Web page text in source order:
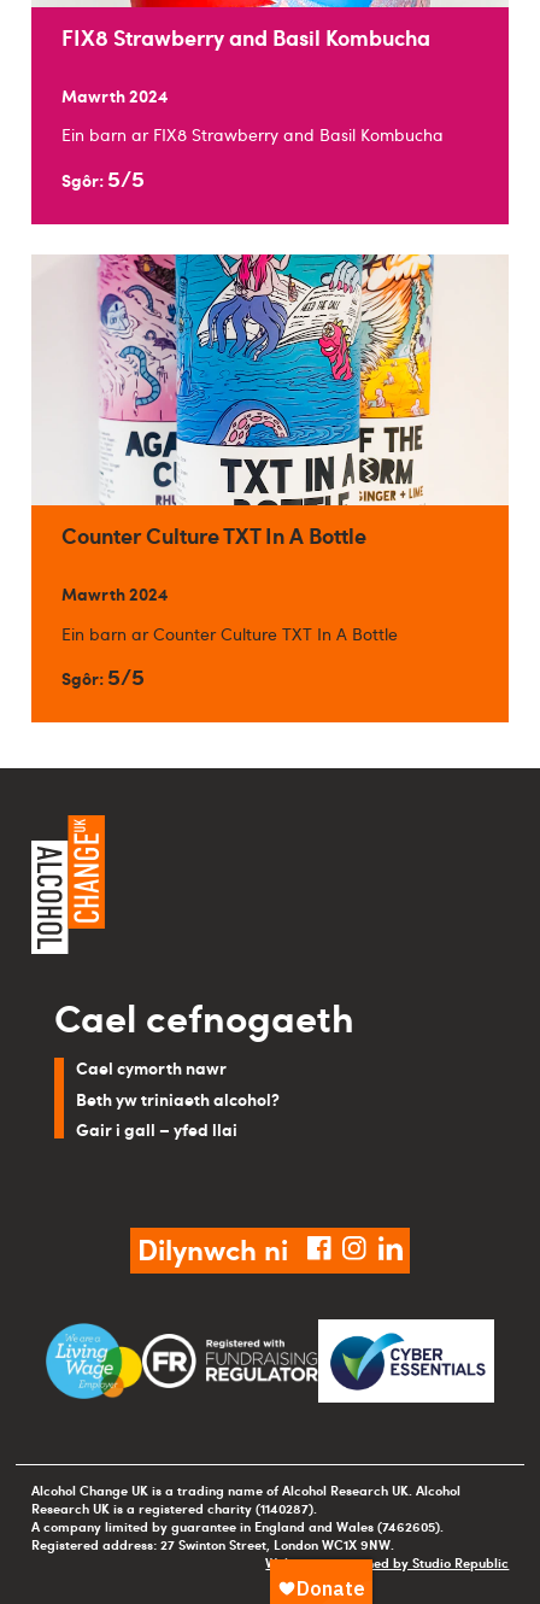
FIX8 Strawberry and Basil Kombucha
Mawrth 2024
Ein barn ar FIX8 Strawberry and Basil Kombucha
Sgôr: 5/5
Counter Culture TXT In A Bottle
Mawrth 2024
Ein barn ar Counter Culture TXT In A Bottle
Sgôr: 5/5
Cael cefnogaeth
Cael cymorth nawr
Beth yw triniaeth alcohol?
Gair i gall – yfed llai
Dilynwch ni facebook
instagram
linkedin
Alcohol Change UK is a trading name of Alcohol Research UK. Alcohol
Research UK is a registered charity (1140287).
A company limited by guarantee in England and Wales (7462605).
Registered address: 27 Swinton Street, London WC1X 9NW.
Website maintained by Studio Republic